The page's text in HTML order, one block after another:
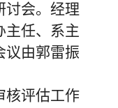
讨会。经理
主任、系主
议由郭雷振
评估工作